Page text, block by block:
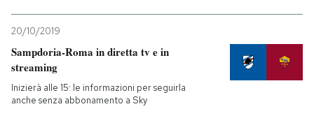
20/10/2019
Sampdoria-Roma in diretta tv e in
streaming
Inizierà alle 15: le informazioni per seguirla
anche senza abbonamento a Sky